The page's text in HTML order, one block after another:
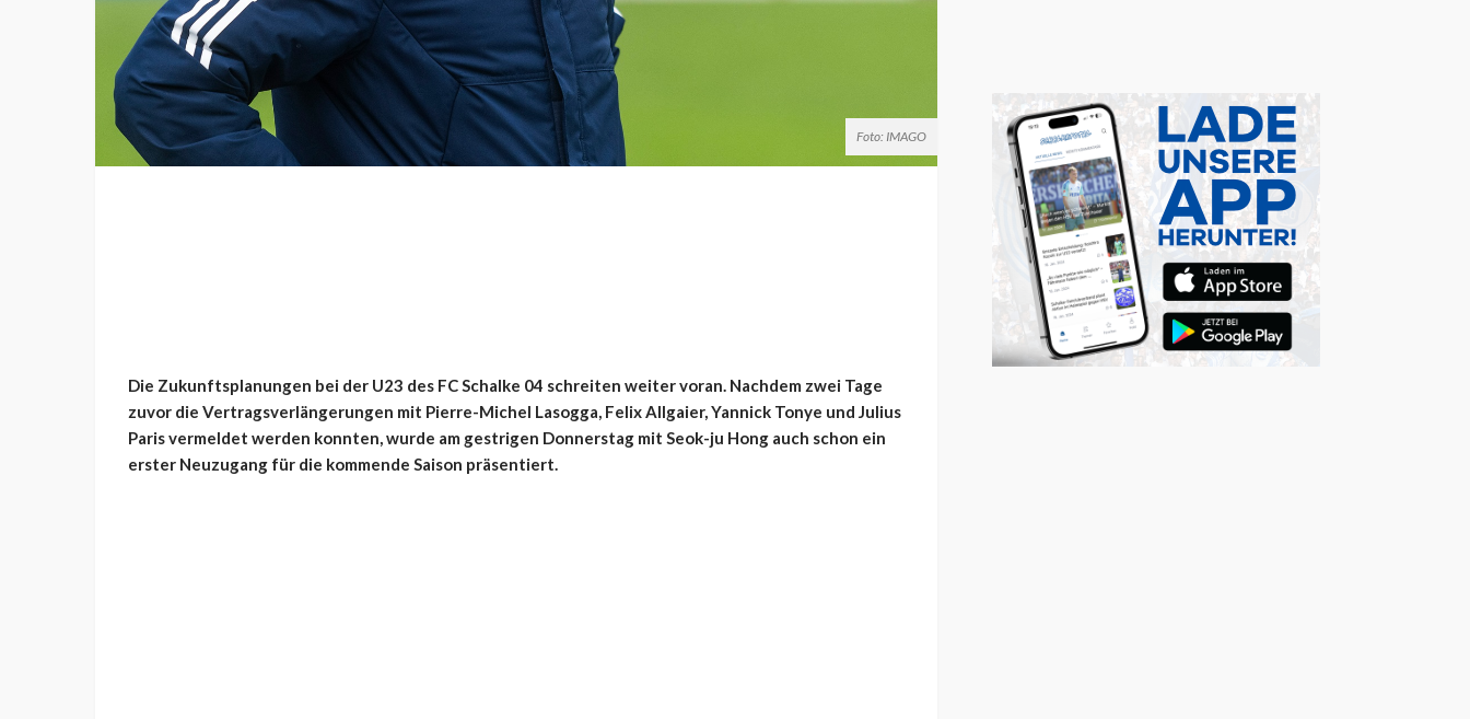
Foto: IMAGO
Die Zukunftsplanungen bei der U23 des FC Schalke 04 schreiten weiter voran. Nachdem zwei Tage
zuvor die Vertragsverlängerungen mit Pierre-Michel Lasogga, Felix Allgaier, Yannick Tonye und Julius
Paris vermeldet werden konnten, wurde am gestrigen Donnerstag mit Seok-ju Hong auch schon ein
erster Neuzugang für die kommende Saison präsentiert.